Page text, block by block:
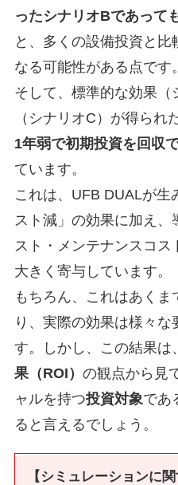
ったシナリオBであって
と、多くの設備投資と
なる可能性がある点です。
そして、標準的な効果（
（シナリオC）が得られ
1年弱で初期投資を回収
ています。
これは、UFB DUALが生
スト減」の効果に加え、
スト・メンテナンスコ
大きく寄与しています。
もちろん、これはあく
り、実際の効果は様々な
す。しかし、この結果は
果（ROI） の観点から見
ャルを持つ投資対象であ
ると言えるでしょう。
【シミュレーションに